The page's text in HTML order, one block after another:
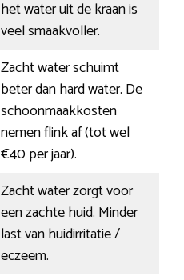
het water uit de kraan is
veel smaakvoller.
Zacht water schuimt
beter dan hard water. De
schoonmaakkosten
nemen flink af (tot wel
€40 per jaar).
Zacht water zorgt voor
een zachte huid. Minder
last van huidirritatie /
eczeem.